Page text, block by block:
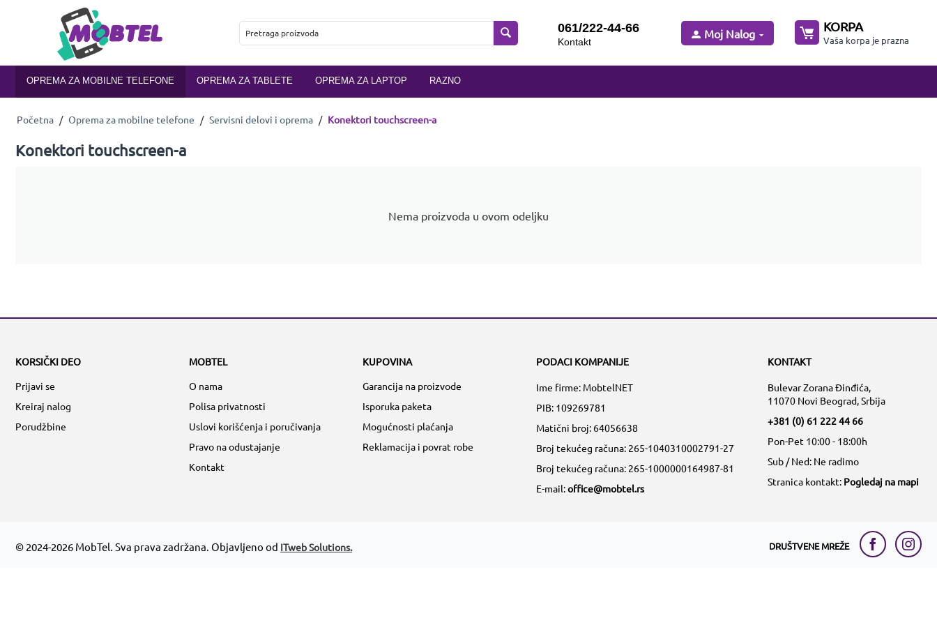
061/222-44-66
Kontakt
Moj Nalog KORPA
Vaša korpa je prazna
OPREMA ZA MOBILNE TELEFONE OPREMA ZA TABLETE OPREMA ZA LAPTOP RAZNO
Početna / Oprema za mobilne telefone / Servisni delovi i oprema / Konektori touchscreen-a
Konektori touchscreen-a
Nema proizvoda u ovom odeljku
KORSIČKI DEO
Prijavi se
Kreiraj nalog
Porudžbine
MOBTEL
O nama
Polisa privatnosti
Uslovi korišćenja i poručivanja
Pravo na odustajanje
Kontakt
KUPOVINA
Garancija na proizvode
Isporuka paketa
Mogućnosti plaćanja
Reklamacija i povrat robe
PODACI KOMPANIJE
Ime firme: MobtelNET
PIB: 109269781
Matični broj: 64056638
Broj tekućeg računa: 265-1040310002791-27
Broj tekućeg računa: 265-1000000164987-81
E-mail:office@mobtel.rs
KONTAKT
Bulevar Zorana Đinđića,
11070 Novi Beograd, Srbija
+381 (0) 61 222 44 66
Pon-Pet 10:00 - 18:00h
Sub / Ned: Ne radimo
Stranica kontakt: Pogledaj na mapi
© 2024-2026 MobTel. Sva prava zadržana. Objavljeno od ITweb Solutions. DRUŠTVENE MREŽE